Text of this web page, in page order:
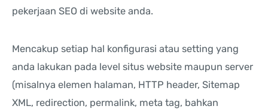
pekerjaan SEO di website anda.
Mencakup setiap hal konfigurasi atau setting yang
anda lakukan pada level situs website maupun server
(misalnya elemen halaman, HTTP header, Sitemap
XML, redirection, permalink, meta tag, bahkan